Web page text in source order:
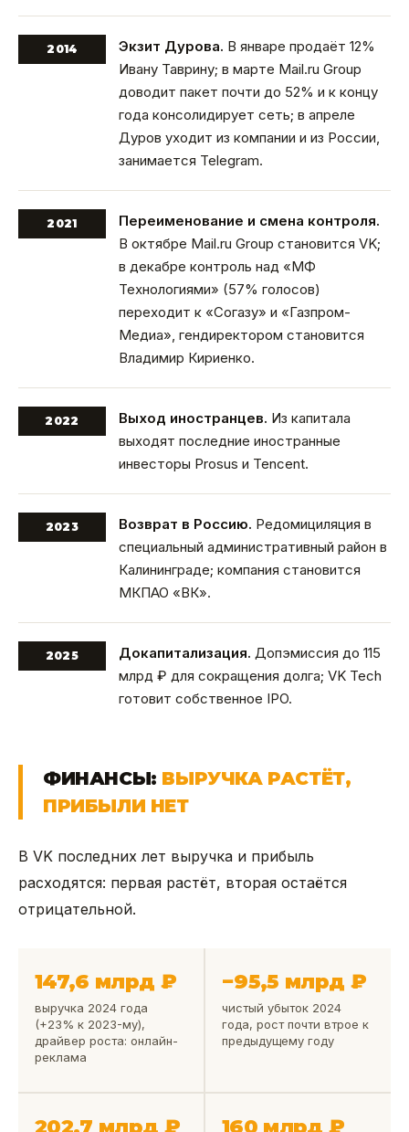
2014 Экзит Дурова. В январе продаёт 12%
Ивану Таврину; в марте Mail.ru Group
доводит пакет почти до 52% и к концу
года консолидирует сеть; в апреле
Дуров уходит из компании и из России,
занимается Telegram.
2021
Переименование и смена контроля.
В октябре Mail.ru Group становится VK;
в декабре контроль над «МФ
Технологиями» (57% голосов)
переходит к «Согазу» и «Газпром-
Медиа», гендиректором становится
Владимир Кириенко.
2022 Выход иностранцев. Из капитала
выходят последние иностранные
инвесторы Prosus и Tencent.
2023 Возврат в Россию. Редомициляция в
специальный административный район в
Калининграде; компания становится
МКПАО «ВК».
2025 Докапитализация. Допэмиссия до 115
млрд ₽ для сокращения долга; VK Tech
готовит собственное IPO.
ФИНАНСЫ: ВЫРУЧКА РАСТЁТ,
ПРИБЫЛИ НЕТ
В VK последних лет выручка и прибыль
расходятся: первая растёт, вторая остаётся
отрицательной.
147,6 млрд ₽
выручка 2024 года
(+23% к 2023-му),
драйвер роста: онлайн-
реклама
−95,5 млрд ₽
чистый убыток 2024
года, рост почти втрое к
предыдущему году
202,7 млрд ₽ 160 млрд ₽